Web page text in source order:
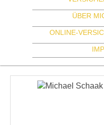
ÜBER
ONLINE-